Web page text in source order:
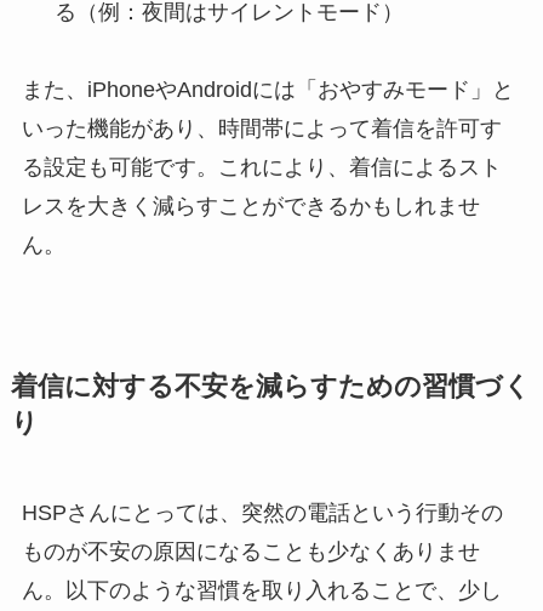
る（例：夜間はサイレントモード）
また、iPhoneやAndroidには「おやすみモード」と
いった機能があり、時間帯によって着信を許可す
る設定も可能です。これにより、着信によるスト
レスを大きく減らすことができるかもしれませ
ん。
着信に対する不安を減らすための習慣づく
り
HSPさんにとっては、突然の電話という行動その
ものが不安の原因になることも少なくありませ
ん。以下のような習慣を取り入れることで、少し